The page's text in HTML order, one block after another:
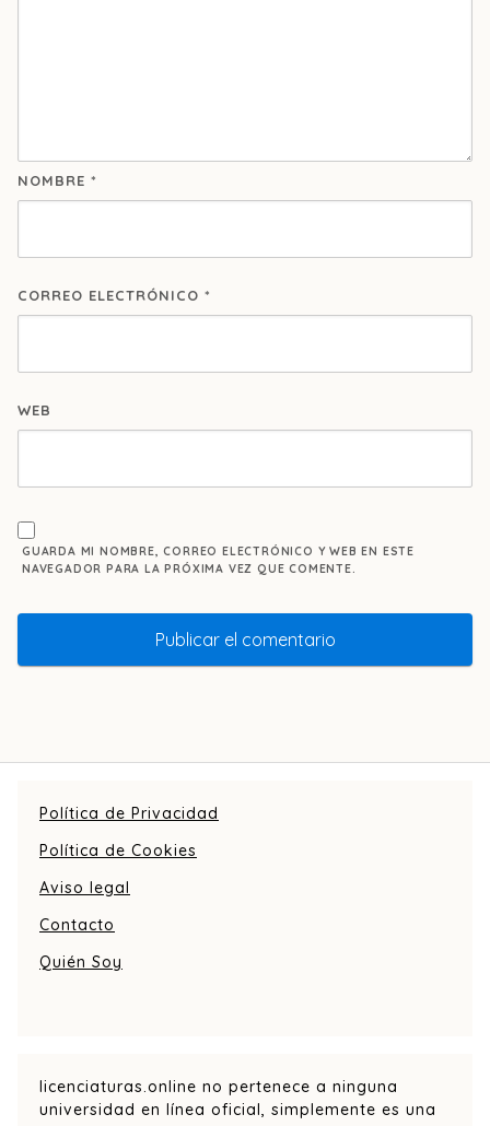
NOMBRE *
CORREO ELECTRÓNICO *
WEB
GUARDA MI NOMBRE, CORREO ELECTRÓNICO Y WEB EN ESTE
NAVEGADOR PARA LA PRÓXIMA VEZ QUE COMENTE.
Política de Privacidad
Política de Cookies
Aviso legal
Contacto
Quién Soy
licenciaturas.online no pertenece a ninguna
universidad en línea oficial, simplemente es una